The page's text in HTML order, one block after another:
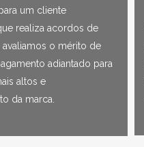
um cliente
realiza acordos de
avaliamos o mérito de
adiantado para
altos e
da marca.